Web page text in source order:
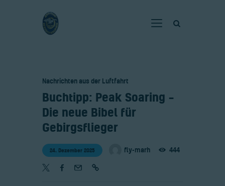
Fliegen
Neuigkeiten
Kontakt
Bilder
Nachrichten aus der Luftfahrt
​Buchtipp: Peak Soaring –
Die neue Bibel für
Gebirgsflieger
24. Dezember 2025 fly-marh 444